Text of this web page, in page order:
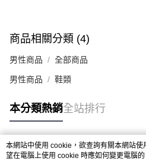
商品相關分類 (4)
男性商品 全部商品
男性商品 鞋類
本分類熱銷全站排行
熱門標籤
本網站中使用 cookie，欲查詢有關本網站
望在電腦上使用 cookie 時應如何變更電腦